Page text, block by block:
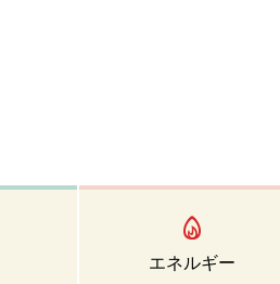
エネルギー